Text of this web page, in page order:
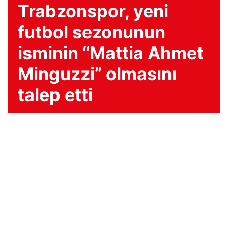
Trabzonspor, yeni
futbol sezonunun
isminin “Mattia Ahmet
Minguzzi” olmasını
talep etti